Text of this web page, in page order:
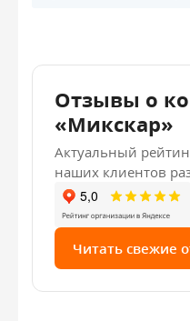
Отзывы о
«Микскар»
Актуальный
наших клиентов
Читать свежие